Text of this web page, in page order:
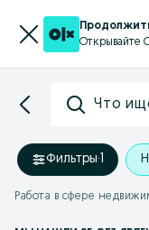
Открывайте
Что
Фильтры·1
Работа в сфере